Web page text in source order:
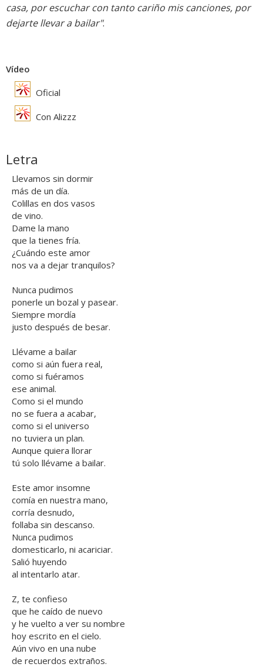
casa, por escuchar con tanto cariño mis canciones, por
dejarte llevar a bailar".
Vídeo
Oficial
Con Alizzz
Letra
Llevamos sin dormir
más de un día.
Colillas en dos vasos
de vino.
Dame la mano
que la tienes fría.
¿Cuándo este amor
nos va a dejar tranquilos?
Nunca pudimos
ponerle un bozal y pasear.
Siempre mordía
justo después de besar.
Llévame a bailar
como si aún fuera real,
como si fuéramos
ese animal.
Como si el mundo
no se fuera a acabar,
como si el universo
no tuviera un plan.
Aunque quiera llorar
tú solo llévame a bailar.
Este amor insomne
comía en nuestra mano,
corría desnudo,
follaba sin descanso.
Nunca pudimos
domesticarlo, ni acariciar.
Salió huyendo
al intentarlo atar.
Z, te confieso
que he caído de nuevo
y he vuelto a ver su nombre
hoy escrito en el cielo.
Aún vivo en una nube
de recuerdos extraños.